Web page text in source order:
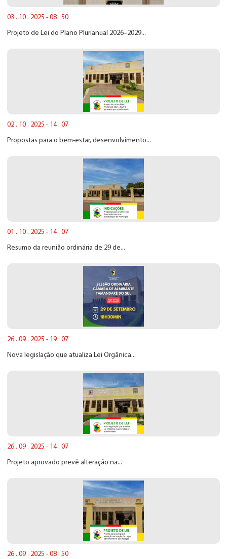
03 . 10 . 2025 - 08 : 50
Projeto de Lei do Plano Plurianual 2026–2029...
02 . 10 . 2025 - 14 : 07
Propostas para o bem-estar, desenvolvimento...
01 . 10 . 2025 - 14 : 07
Resumo da reunião ordinária de 29 de...
26 . 09 . 2025 - 19 : 07
Nova legislação que atualiza Lei Orgânica...
26 . 09 . 2025 - 14 : 07
Projeto aprovado prevê alteração na...
26 . 09 . 2025 - 08 : 50